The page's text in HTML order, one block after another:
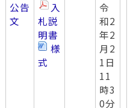
公告
文
入
札説
明書
様
式
令
和2
年2
月2
1日
11
時3
0分